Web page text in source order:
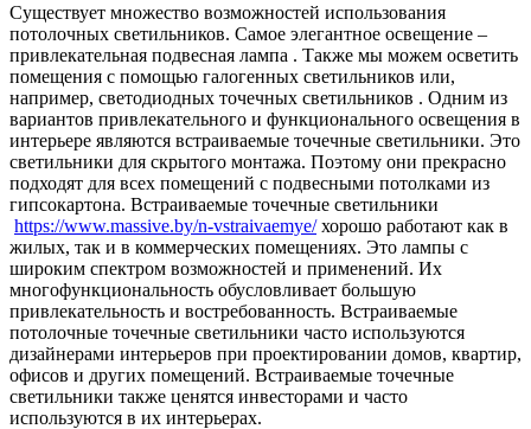
Существует множество возможностей использования
потолочных светильников. Самое элегантное освещение –
привлекательная подвесная лампа . Также мы можем осветить
помещения с помощью галогенных светильников или,
например, светодиодных точечных светильников . Одним из
вариантов привлекательного и функционального освещения в
интерьере являются встраиваемые точечные светильники. Это
светильники для скрытого монтажа. Поэтому они прекрасно
подходят для всех помещений с подвесными потолками из
гипсокартона. Встраиваемые точечные светильники
https://www.massive.by/n-vstraivaemye/хорошо работают как в
жилых, так и в коммерческих помещениях. Это лампы с
широким спектром возможностей и применений. Их
многофункциональность обусловливает большую
привлекательность и востребованность. Встраиваемые
потолочные точечные светильники часто используются
дизайнерами интерьеров при проектировании домов, квартир,
офисов и других помещений. Встраиваемые точечные
светильники также ценятся инвесторами и часто
используются в их интерьерах.